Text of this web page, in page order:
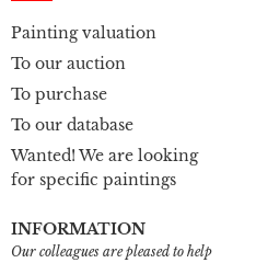
Painting valuation
To our auction
To purchase
To our database
Wanted! We are looking
for specific paintings
INFORMATION
Our colleagues are pleased to help